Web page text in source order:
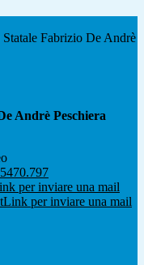
Fabrizio De Andrè
Andrè Peschiera
per inviare una mail
Link per inviare una mail